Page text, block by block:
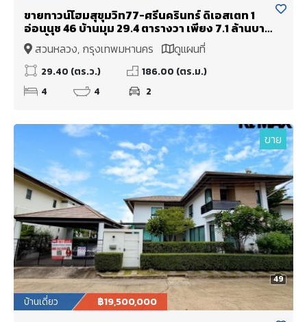
ขายทาวน์โฮมสุขุมวิท77-ศรีนครินทร์ ดิเอสเตท 1
อ่อนนุช 46 บ้านมุม 29.4 ตารางวา เพียง 7.1 ล้านบาท
เท่านั้น
สวนหลวง, กรุงเทพมหานคร ดูแผนที่
29.40 (ตร.ว.)
186.00 (ตร.ม.)
4
4 2
49
ขาย
บ้านเดี่ยว ฿19,500,000